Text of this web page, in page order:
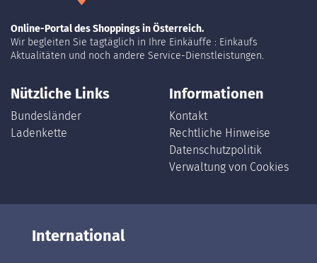
Online-Portal des Shoppings in Österreich.
Wir begleiten Sie tagtäglich in Ihre Einkäuffe : Einkaufs
Aktualitäten und noch andere Service-Dienstleistungen.
Nützliche Links
Bundesländer
Ladenkette
Informationen
Kontakt
Rechtliche Hinweise
Datenschutzpolitik
Verwaltung von Cookies
International